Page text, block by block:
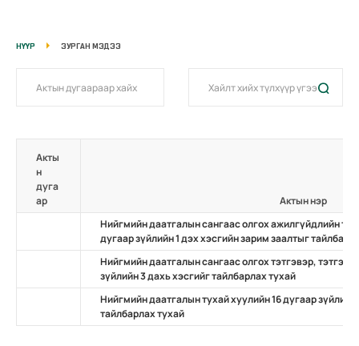
НҮҮР ЗУРГАН МЭДЭЭ
Акты
н
дуга
ар
Актын нэр
Нийгмийн даатгалын сангаас олгох ажилгүйдлийн
дугаар зүйлийн 1 дэх хэсгийн зарим заалтыг
Нийгмийн даатгалын сангаас олгох тэтгэвэр,
зүйлийн 3 дахь хэсгийг тайлбарлах тухай
Нийгмийн даатгалын тухай хуулийн 16 дугаар
тайлбарлах тухай